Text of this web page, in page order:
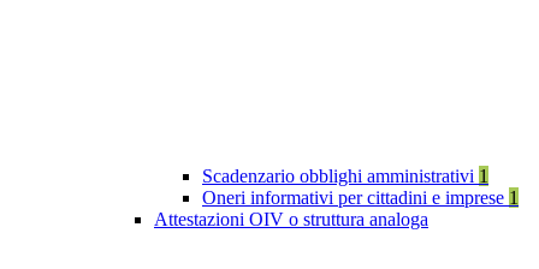
Scadenzario obblighi amministrativi 1
Oneri informativi per cittadini e imprese 1
Attestazioni OIV o struttura analoga